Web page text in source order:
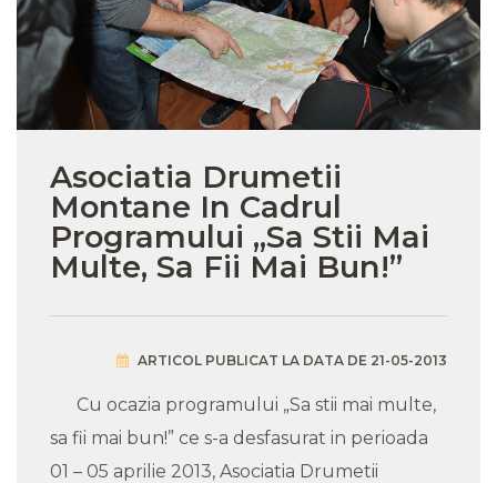
Asociatia Drumetii
Montane In Cadrul
Programului „Sa Stii Mai
Multe, Sa Fii Mai Bun!”
ARTICOL PUBLICAT LA DATA DE 21-05-2013
Cu ocazia programului „Sa stii mai multe,
sa fii mai bun!” ce s-a desfasurat in perioada
01 – 05 aprilie 2013, Asociatia Drumetii